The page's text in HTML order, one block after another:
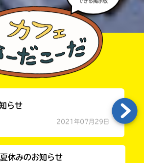
できる掲示板
らせ
2021年07月29日
休みのお知らせ